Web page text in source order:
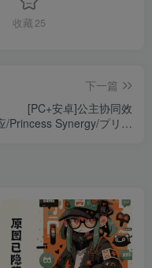
收藏 25
下一篇
[PC+安卓]公主协同效
/Princess Synergy/プリン